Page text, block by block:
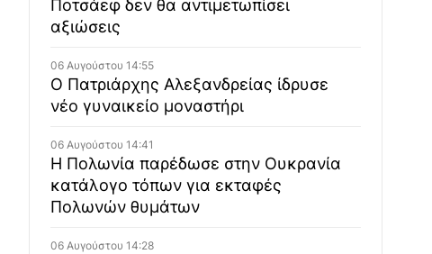
Ποτσάεφ δεν θα αντιμετωπίσει
αξιώσεις
06 Αυγούστου 14:55
Ο Πατριάρχης Αλεξανδρείας ίδρυσε
νέο γυναικείο μοναστήρι
06 Αυγούστου 14:41
Η Πολωνία παρέδωσε στην Ουκρανία
κατάλογο τόπων για εκταφές
Πολωνών θυμάτων
06 Αυγούστου 14:28